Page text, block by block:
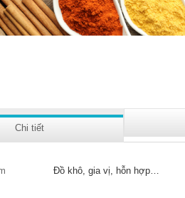
Chi tiết
Đồ khô, gia vị, hỗn hợp…